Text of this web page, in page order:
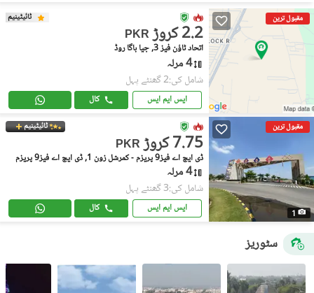
مقبول ترین ٹائیٹینیم
PKR 2.2 کروڑ
اتحاد ٹاؤن فیز 3, جیا باگا روڈ
4 مرلہ
شامل کی:2 گھنٹے پہل
ایس ایم ایس کال
مقبول ترین
1
ٹائیٹینیم
PKR 7.75 کروڑ
ڈی ایچ اے فیز9 پریزم - کمرشل زون 1, ڈی ایچ اے فیز9 پریزم
4 مرلہ
شامل کی:3 گھنٹے پہل
ایس ایم ایس کال
سٹوریز